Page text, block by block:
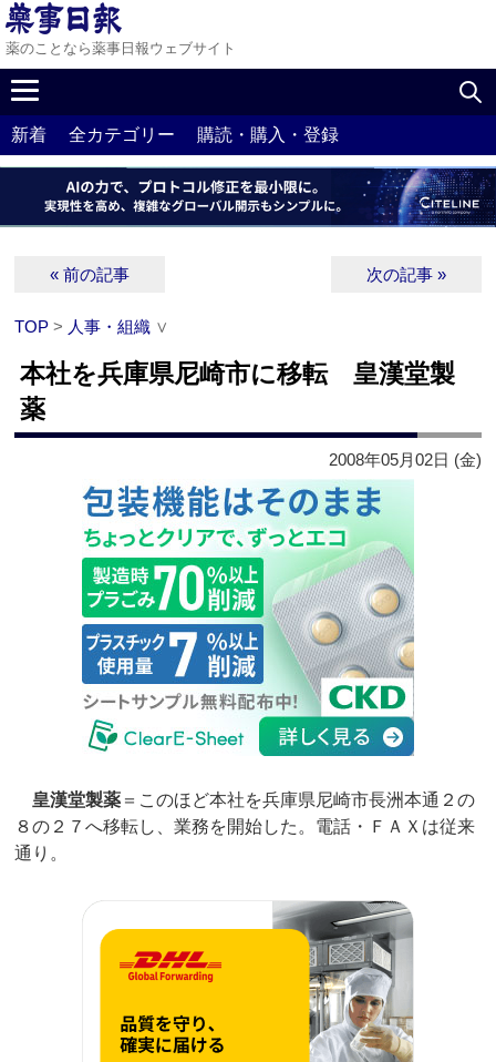
薬のことなら薬事日報ウェブサイト
新着 全カテゴリー 購読・購入・登録
« 前の記事 次の記事 »
TOP > 人事・組織 ∨
本社を兵庫県尼崎市に移転 皇漢堂製
薬
2008年05月02日 (金)
皇漢堂製薬 ＝このほど本社を兵庫県尼崎市長洲本通２の
８の２７へ移転し、業務を開始した。電話・ＦＡＸは従来
通り。